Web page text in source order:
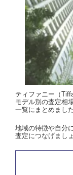
ティファニー（
モデル別の査定相
一覧にまとめました
地域の特徴や自分
査定につなげましょ